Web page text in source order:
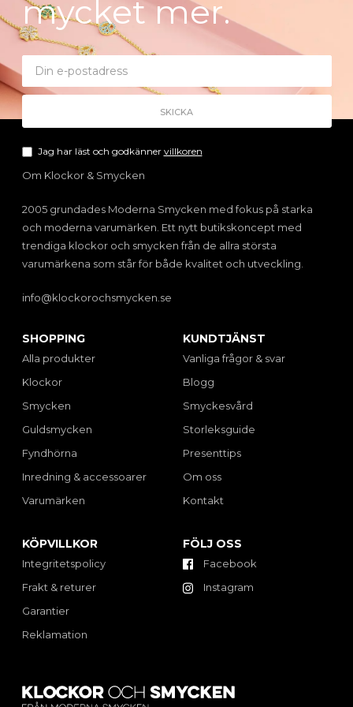
mycket mer.
Jag har läst och godkänner villkoren
Om Klockor & Smycken
2005 grundades Moderna Smycken med fokus på starka
och moderna varumärken. Ett nytt butikskoncept med
trendiga klockor och smycken från de allra största
varumärkena som står för både kvalitet och utveckling.
info@klockorochsmycken.se
SHOPPING
Alla produkter
Klockor
Smycken
Guldsmycken
Fyndhörna
Inredning & accessoarer
Varumärken
KUNDTJÄNST
Vanliga frågor & svar
Blogg
Smyckesvård
Storleksguide
Presenttips
Om oss
Kontakt
KÖPVILLKOR
Integritetspolicy
Frakt & returer
Garantier
Reklamation
FÖLJ OSS
Facebook
Instagram